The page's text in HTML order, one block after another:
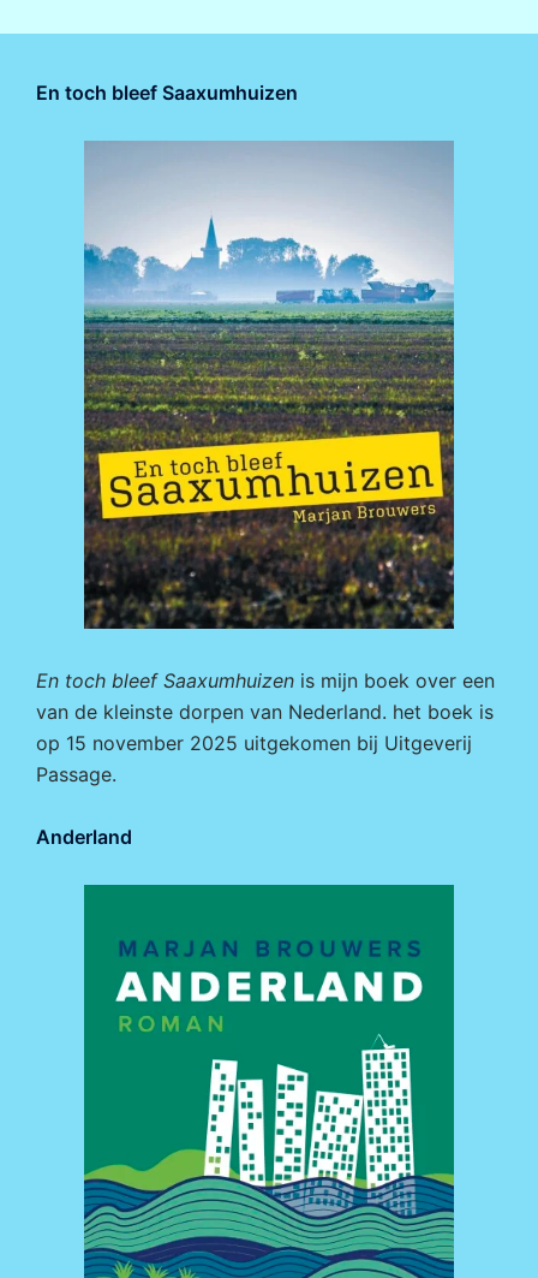
En toch bleef Saaxumhuizen
En toch bleef Saaxumhuizen is mijn boek over een
van de kleinste dorpen van Nederland. het boek is
op 15 november 2025 uitgekomen bij Uitgeverij
Passage.
Anderland